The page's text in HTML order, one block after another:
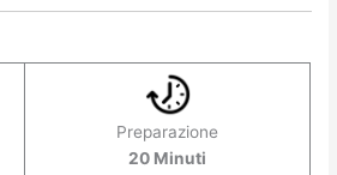
Preparazione
20 Minuti